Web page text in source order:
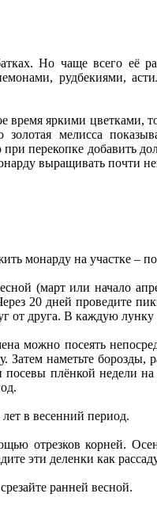
Но чаще всего её
рудбекиями,
яркими цветками,
золотая мелисса
перекопке добавить
выращивать почти
монарду на участке –
(март или начало
20 дней проведите
от друга. В каждую
можно посеять
Затем наметьте
плёнкой недели
в весенний период.
отрезков корней.
эти деленки как
ранней весной.